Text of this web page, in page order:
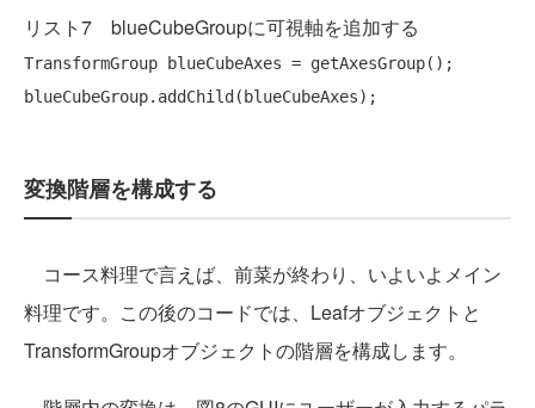
リスト7 blueCubeGroupに可視軸を追加する
TransformGroup blueCubeAxes = getAxesGroup();
変換階層を構成する
コース料理で言えば、前菜が終わり、いよいよメイン
料理です。この後のコードでは、Leafオブジェクトと
TransformGroupオブジェクトの階層を構成します。